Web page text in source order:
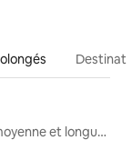
Locations moyenne et longue durée